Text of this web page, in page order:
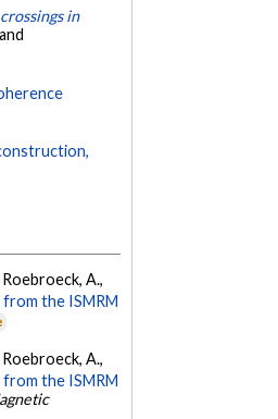
in
Roebroeck, A.,
the ISMRM
Roebroeck, A.,
the ISMRM